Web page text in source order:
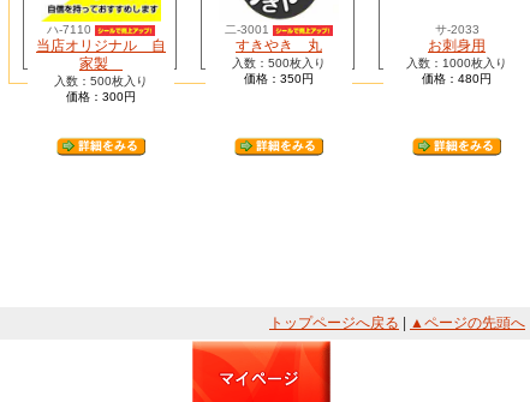
ハ-7110
当店オリジナル 自
家製
入数：500枚入り
価格：300円
二-3001
すきやき 丸
入数：500枚入り
価格：350円
サ-2033
お刺身用
入数：1000枚入り
価格：480円
トップページへ戻る ▲ページの先頭へ